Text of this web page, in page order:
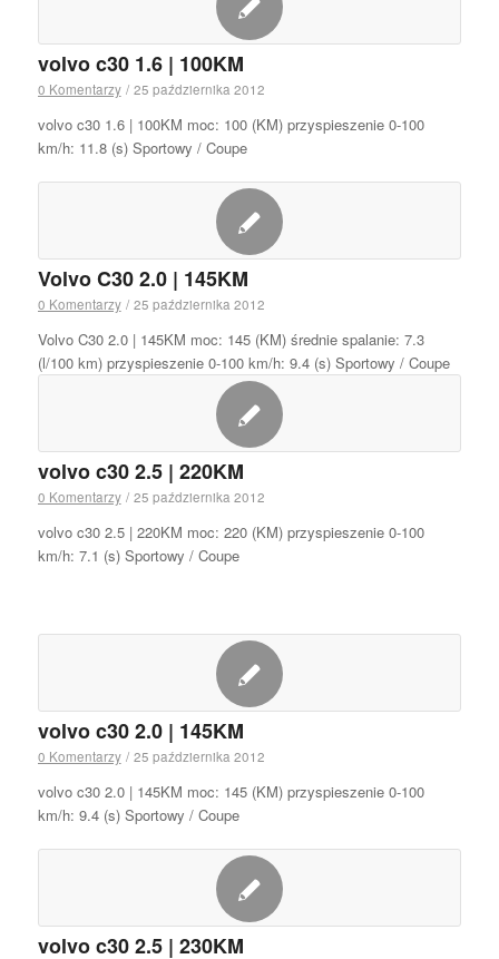
volvo c30 1.6 | 100KM
0 Komentarzy / 25 października 2012
volvo c30 1.6 | 100KM moc: 100 (KM) przyspieszenie 0-100
km/h: 11.8 (s) Sportowy / Coupe
Volvo C30 2.0 | 145KM
0 Komentarzy / 25 października 2012
Volvo C30 2.0 | 145KM moc: 145 (KM) średnie spalanie: 7.3
(l/100 km) przyspieszenie 0-100 km/h: 9.4 (s) Sportowy / Coupe
volvo c30 2.5 | 220KM
0 Komentarzy / 25 października 2012
volvo c30 2.5 | 220KM moc: 220 (KM) przyspieszenie 0-100
km/h: 7.1 (s) Sportowy / Coupe
volvo c30 2.0 | 145KM
0 Komentarzy / 25 października 2012
volvo c30 2.0 | 145KM moc: 145 (KM) przyspieszenie 0-100
km/h: 9.4 (s) Sportowy / Coupe
volvo c30 2.5 | 230KM